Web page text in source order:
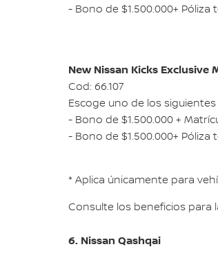
- Bono de $1.500.000+
New Nissan Kicks Exclusive
Cod: 66.107
Escoge uno de los
- Bono de $1.500.000 +
- Bono de $1.500.000+
* Aplica únicamente para
Consulte los beneficios para
6. Nissan Qashqai